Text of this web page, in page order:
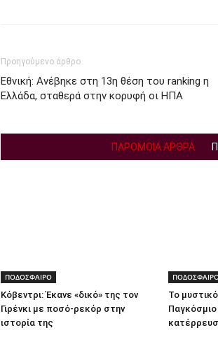
Προηγούμενο άρθρο
Εθνική: Ανέβηκε στη 13η θέση του ranking η
Ελλάδα, σταθερά στην κορυφή οι ΗΠΑ
ΠΑΡΟΜΟΙΑ ΑΡΘΡΑ
ΠΟΔΟΣΦΑΙΡΟ
Κόβεντρι: Έκανε «δικό» της τον
Γιρένκι με ποσό-ρεκόρ στην
ιστορία της
Το